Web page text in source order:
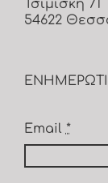
Τσιμισκή 71
54622
Email *